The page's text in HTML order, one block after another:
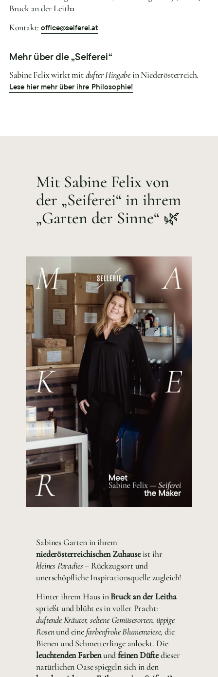
Bruck an der Leitha
Kontakt:office@seiferei.at
Mehr über die „Seiferei“
Sabine Felix wirkt mitdufter Hingabein Niederösterreich.
Lese hier mehr über ihre Philosophie!
Mit Sabine Felix von
der „Seiferei“ in ihrem
„Garten der Sinne“ 🌿
Sabines Garten in ihrem
niederösterreichischen Zuhauseist ihr
kleines Paradies– Rückzugsort und
unerschöpfliche Inspirationsquelle zugleich!
Hinter ihrem Haus inBruck an der Leitha
sprießt und blüht es in voller Pracht:
duftende Kräuter, seltene Gemüsesorten, üppige
Rosenund eine farbenfrohe Blumenwiese, die
Bienen und Schmetterlinge anlockt. Die
leuchtenden Farbenundfeinen Düftedieser
natürlichen Oase spiegeln sich in den